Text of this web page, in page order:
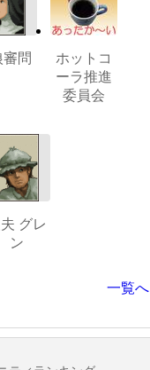
審問
ホットコ
ーラ推進
委員会
グレ
ン
一覧へ